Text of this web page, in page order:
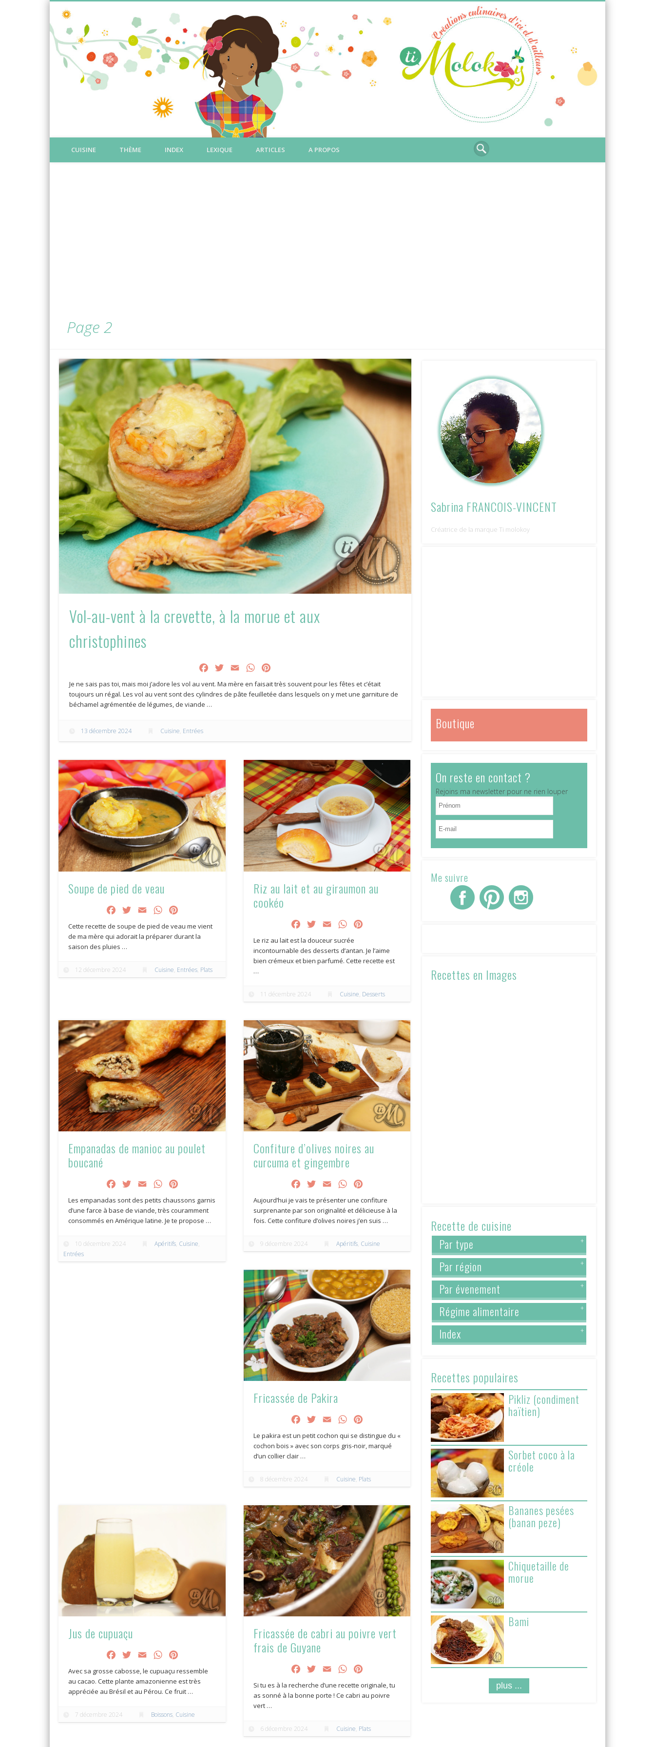
CUISINE THÈME INDEX LEXIQUE ARTICLES A PROPOS
Page 2
Vol-au-vent à la crevette, à la morue et aux
christophines
FacebookTwitter
Email WhatsApp
Je ne sais pas toi, mais moi j’adore les vol au vent. Ma mère en faisait très souvent pour les fêtes et c’était
toujours un régal. Les vol au vent sont des cylindres de pâte feuilletée dans lesquels on y met une garniture de
béchamel agrémentée de légumes, de viande …
13 décembre 2024 Cuisine, Entrées
Soupe de pied de veau
FacebookTwitter
Email WhatsApp
Cette recette de soupe de pied de veau me vient
de ma mère qui adorait la préparer durant la
saison des pluies …
12 décembre 2024 Cuisine, Entrées, Plats
Riz au lait et au giraumon au
cookéo
FacebookTwitter
Email WhatsApp
Le riz au lait est la douceur sucrée
incontournable des desserts d’antan. Je l’aime
bien crémeux et bien parfumé. Cette recette est
…
11 décembre 2024 Cuisine, Desserts
Empanadas de manioc au poulet
boucané
FacebookTwitter
Email WhatsApp
Les empanadas sont des petits chaussons garnis
d’une farce à base de viande, très couramment
consommés en Amérique latine. Je te propose …
10 décembre 2024 Apéritifs, Cuisine,
Entrées
Confiture d’olives noires au
curcuma et gingembre
FacebookTwitter
Email WhatsApp
Aujourd’hui je vais te présenter une confiture
surprenante par son originalité et délicieuse à la
fois. Cette confiture d’olives noires j’en suis …
9 décembre 2024 Apéritifs, Cuisine
Fricassée de Pakira
FacebookTwitter
Email WhatsApp
Le pakira est un petit cochon qui se distingue du «
cochon bois » avec son corps gris-noir, marqué
d’un collier clair …
8 décembre 2024 Cuisine, Plats
Jus de cupuaçu
FacebookTwitter
Email WhatsApp
Avec sa grosse cabosse, le cupuaçu ressemble
au cacao. Cette plante amazonienne est très
appréciée au Brésil et au Pérou. Ce fruit …
7 décembre 2024 Boissons, Cuisine
Fricassée de cabri au poivre vert
frais de Guyane
FacebookTwitter
Email WhatsApp
Si tu es à la recherche d’une recette originale, tu
as sonné à la bonne porte ! Ce cabri au poivre
vert …
6 décembre 2024 Cuisine, Plats
Sabrina FRANCOIS-VINCENT
Créatrice de la marque Ti molokoy
Boutique
On reste en contact ?
Rejoins ma newsletter pour ne rien louper
Me suivre
Recettes en Images
Recette de cuisine
Par type +
Par région +
Par évenement +
Régime alimentaire +
Index +
Recettes populaires
Pikliz (condiment
haïtien)
Sorbet coco à la
créole
Bananes pesées
(banan peze)
Chiquetaille de
morue
Bami
plus ...